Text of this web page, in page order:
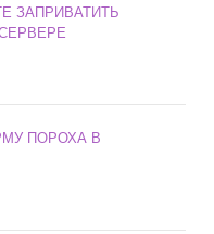
ЗАПРИВАТИТЬ
ПОРОХА В